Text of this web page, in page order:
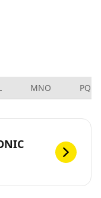
MNO PQRS